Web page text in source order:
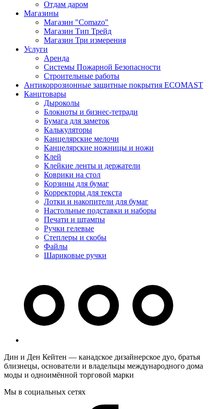
Отдам даром
Магазины
Магазин "Comazo"
Магазин Тип Трейд
Магазин Три измерения
Услуги
Аренда
Системы Пожарной Безопасности
Строительные работы
Антикоррозионные защитные покрытия ECOMAST
Канцтовары
Дыроколы
Блокноты и бизнес-тетради
Бумага для заметок
Калькуляторы
Канцелярские мелочи
Канцелярские ножницы и ножи
Клей
Клейкие ленты и держатели
Коврики на стол
Корзины для бумаг
Корректоры для текста
Лотки и накопители для бумаг
Настольные подставки и наборы
Печати и штампы
Ручки гелевые
Степлеры и скобы
Файлы
Шариковые ручки
Дин и Ден Кейтен — канадское дизайнерское дуо, братья
близнецы, основатели и владельцы международного дома
моды и одноимённой торговой марки
Мы в социальных сетях